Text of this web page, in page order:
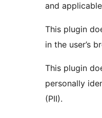
and
This plugin
in the user’s
This plugin
personally
(PII).